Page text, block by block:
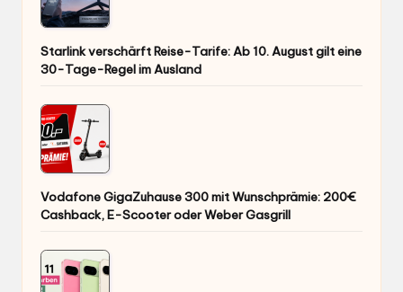
Starlink verschärft Reise-Tarife: Ab 10. August gilt eine
30-Tage-Regel im Ausland
Vodafone GigaZuhause 300 mit Wunschprämie: 200€
Cashback, E-Scooter oder Weber Gasgrill